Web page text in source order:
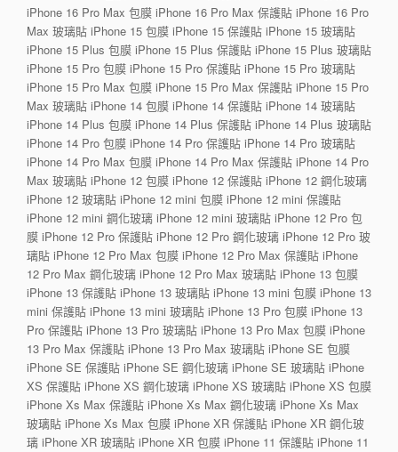
iPhone 16 Pro Max 包膜 iPhone 16 Pro Max 保護貼 iPhone 16 Pro
Max 玻璃貼 iPhone 15 包膜 iPhone 15 保護貼 iPhone 15 玻璃貼
iPhone 15 Plus 包膜 iPhone 15 Plus 保護貼 iPhone 15 Plus 玻璃貼
iPhone 15 Pro 包膜 iPhone 15 Pro 保護貼 iPhone 15 Pro 玻璃貼
iPhone 15 Pro Max 包膜 iPhone 15 Pro Max 保護貼 iPhone 15 Pro
Max 玻璃貼 iPhone 14 包膜 iPhone 14 保護貼 iPhone 14 玻璃貼
iPhone 14 Plus 包膜 iPhone 14 Plus 保護貼 iPhone 14 Plus 玻璃貼
iPhone 14 Pro 包膜 iPhone 14 Pro 保護貼 iPhone 14 Pro 玻璃貼
iPhone 14 Pro Max 包膜 iPhone 14 Pro Max 保護貼 iPhone 14 Pro
Max 玻璃貼 iPhone 12 包膜 iPhone 12 保護貼 iPhone 12 鋼化玻璃
iPhone 12 玻璃貼 iPhone 12 mini 包膜 iPhone 12 mini 保護貼
iPhone 12 mini 鋼化玻璃 iPhone 12 mini 玻璃貼 iPhone 12 Pro 包
膜 iPhone 12 Pro 保護貼 iPhone 12 Pro 鋼化玻璃 iPhone 12 Pro 玻
璃貼 iPhone 12 Pro Max 包膜 iPhone 12 Pro Max 保護貼 iPhone
12 Pro Max 鋼化玻璃 iPhone 12 Pro Max 玻璃貼 iPhone 13 包膜
iPhone 13 保護貼 iPhone 13 玻璃貼 iPhone 13 mini 包膜 iPhone 13
mini 保護貼 iPhone 13 mini 玻璃貼 iPhone 13 Pro 包膜 iPhone 13
Pro 保護貼 iPhone 13 Pro 玻璃貼 iPhone 13 Pro Max 包膜 iPhone
13 Pro Max 保護貼 iPhone 13 Pro Max 玻璃貼 iPhone SE 包膜
iPhone SE 保護貼 iPhone SE 鋼化玻璃 iPhone SE 玻璃貼 iPhone
XS 保護貼 iPhone XS 鋼化玻璃 iPhone XS 玻璃貼 iPhone XS 包膜
iPhone Xs Max 保護貼 iPhone Xs Max 鋼化玻璃 iPhone Xs Max
玻璃貼 iPhone Xs Max 包膜 iPhone XR 保護貼 iPhone XR 鋼化玻
璃 iPhone XR 玻璃貼 iPhone XR 包膜 iPhone 11 保護貼 iPhone 11